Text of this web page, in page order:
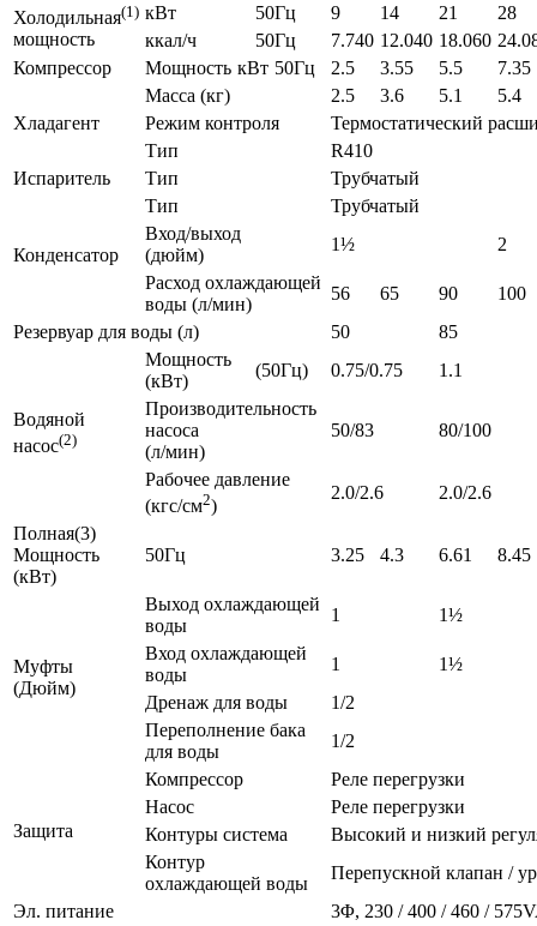
Холодильная(1)
мощность
кВт 50Гц 9 14 21
28
ккал/ч
50Гц 7.740 12.040 18.060
Компрессор
Мощность кВт 50Гц 2.5 3.55 5.5 7.35
Хладагент
Масса (кг) 2.5 3.6 5.1
5.4
Режим контроля
Термостатический
Тип
R410
Испаритель
Тип Трубчатый
Конденсатор
Тип
Трубчатый
Вход/выход
(дюйм)
1½
2
Расход охлаждающей
воды (л/мин)
56 65 90
100
Резервуар для воды (л)
50 85
Водяной
насос(2)
Мощность
(кВт)
(50Гц) 0.75/0.75
1.1
Производительность
насоса
(л/мин)
50/83 80/100
Рабочее давление
(кгс/см2)
2.0/2.6
2.0/2.6
Полная(3)
Мощность
(кВт)
50Гц 3.25 4.3 6.61 8.45
Муфты
(Дюйм)
Выход охлаждающей
воды
1
1½
Вход охлаждающей
воды
1
1½
Дренаж для воды
1/2
Переполнение бака
для воды
1/2
Защита
Компрессор
Реле перегрузки
Насос
Реле перегрузки
Контуры система
Высокий и низкий
Контур
охлаждающей воды
Перепускной клапан /
Эл. питание
3Φ, 230 / 400 / 460 /